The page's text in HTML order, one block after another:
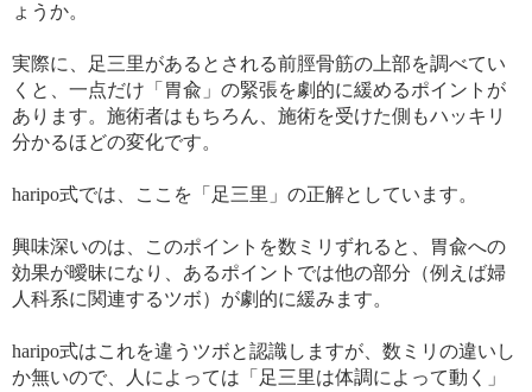
ょうか。
実際に、足三里があるとされる前脛骨筋の上部を調べてい
くと、一点だけ「胃兪」の緊張を劇的に緩めるポイントが
あります。施術者はもちろん、施術を受けた側もハッキリ
分かるほどの変化です。
haripo式では、ここを「足三里」の正解としています。
興味深いのは、このポイントを数ミリずれると、胃兪への
効果が曖昧になり、あるポイントでは他の部分（例えば婦
人科系に関連するツボ）が劇的に緩みます。
haripo式はこれを違うツボと認識しますが、数ミリの違いし
か無いので、人によっては「足三里は体調によって動く」